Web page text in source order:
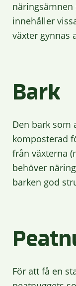
näringsämnen
innehåller
växter gynnas
Bark
Den bark som
komposterad
från växterna
behöver
barken god
För att få en